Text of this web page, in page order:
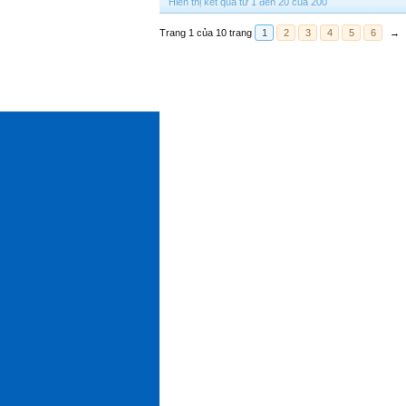
Trang 1 của 10 trang 1 2 3 4 5 6 →